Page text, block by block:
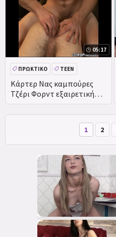
05:17
Κάρτερ Νας καμπούρες
Τζέρι Φορντ εξαιρετική
αδερφή κίνηση
ΠΡΩΚΤΙΚΌ TEEN
1 2